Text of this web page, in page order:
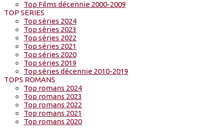
Top Films décennie 2000-2009
TOP SERIES
Top séries 2024
Top séries 2023
Top séries 2022
Top séries 2021
Top séries 2020
Top séries 2019
Top séries décennie 2010-2019
TOPS ROMANS
Top romans 2024
Top romans 2023
Top romans 2022
Top romans 2021
Top romans 2020